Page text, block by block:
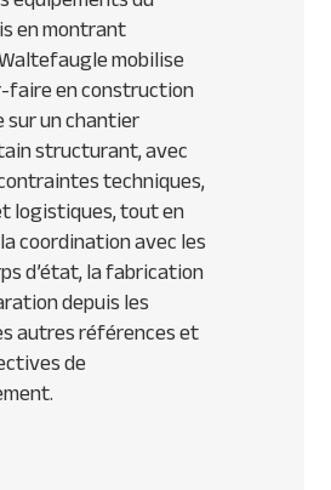
en montrant
mobilise
faire en construction
un chantier
structurant, avec
techniques,
logistiques, tout en
coordination avec les
d’état, la fabrication
depuis les
autres références et
de